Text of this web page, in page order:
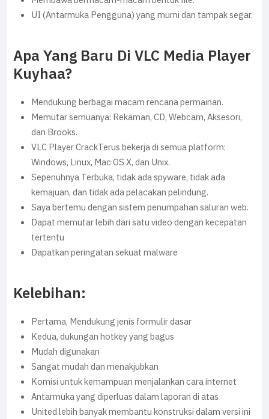
UI (Antarmuka Pengguna) yang murni dan tampak segar.
Apa Yang Baru Di VLC Media Player
Kuyhaa?
Mendukung berbagai macam rencana permainan.
Memutar semuanya: Rekaman, CD, Webcam, Aksesori,
dan Brooks.
VLC Player CrackTerus bekerja di semua platform:
Windows, Linux, Mac OS X, dan Unix.
Sepenuhnya Terbuka, tidak ada spyware, tidak ada
kemajuan, dan tidak ada pelacakan pelindung.
Saya bertemu dengan sistem penumpahan saluran web.
Dapat memutar lebih dari satu video dengan kecepatan
tertentu
Dapatkan peringatan sekuat malware
Kelebihan:
Pertama, Mendukung jenis formulir dasar
Kedua, dukungan hotkey yang bagus
Mudah digunakan
Sangat mudah dan menakjubkan
Komisi untuk kemampuan menjalankan cara internet
Antarmuka yang diperluas dalam laporan di atas
United lebih banyak membantu konstruksi dalam versi ini